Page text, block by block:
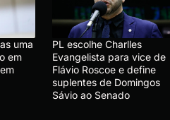
uma
em
PL escolhe Charlles
Evangelista para vice de
Flávio Roscoe e define
suplentes de Domingos
Sávio ao Senado